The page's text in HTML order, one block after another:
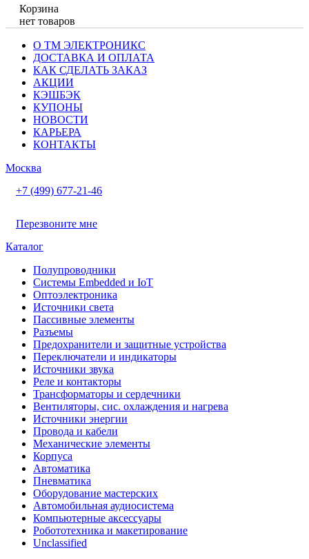
Корзина
нет товаров
О ТМ ЭЛЕКТРОНИКС
ДОСТАВКА И ОПЛАТА
КАК СДЕЛАТЬ ЗАКАЗ
АКЦИИ
КЭШБЭК
КУПОНЫ
НОВОСТИ
КАРЬЕРА
КОНТАКТЫ
Москва
+7 (499) 677-21-46
Перезвоните мне
Каталог
Полупроводники
Системы Embedded и IoT
Oптоэлектроника
Источники света
Пассивные элементы
Разъeмы
Предохранители и защитные устройства
Переключатели и индикаторы
Источники звука
Реле и контакторы
Трансформаторы и сердечники
Вентиляторы, сис. охлаждения и нагрева
Источники энергии
Провода и кабели
Механические элементы
Корпуса
Автоматика
Пневматика
Оборудование мастерских
Автомобильная аудиосистема
Компьютерные аксессуары
Робототехника и макетирование
Unclassified